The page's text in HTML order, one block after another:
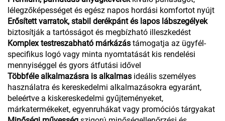
lélegzőképességet és egész napos hordási komfortot nyújt
Erősített varratok, stabil derékpánt és lapos lábszegélyek
biztosítják a tartósságot és megbízható illeszkedést
Komplex testreszabható márkázás támogatja az ügyfél-
specifikus logó vagy minta nyomtatását kis rendelési
mennyiséggel és gyors átfutási idővel
Többféle alkalmazásra is alkalmas ideális személyes
használatra és kereskedelmi alkalmazásokra egyaránt,
beleértve a kiskereskedelmi gyűjteményeket,
márkatermékeket, egyenruhákat vagy promóciós tárgyakat